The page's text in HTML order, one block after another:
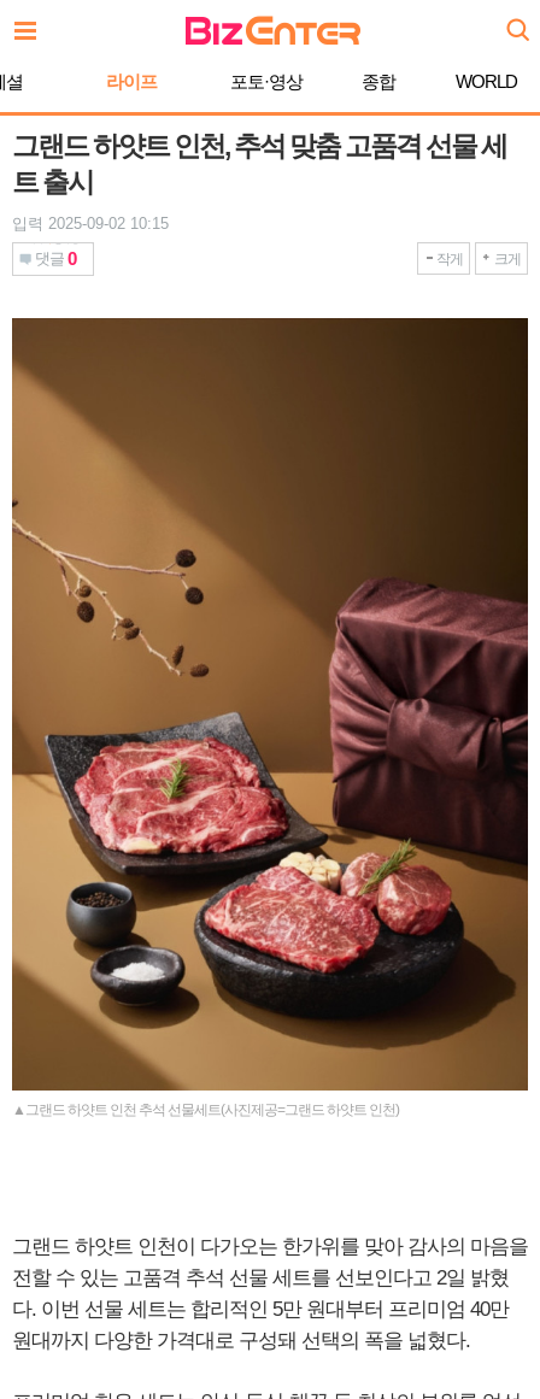
문
로셜 라이프 포토·영상 종합 WORLD
그랜드 하얏트 인천, 추석 맞춤 고품격 선물 세
트 출시
입력 2025-09-02 10:15
댓글 0 작게 크게
▲그랜드 하얏트 인천 추석 선물세트(사진제공=그랜드 하얏트 인천)
그랜드 하얏트 인천이 다가오는 한가위를 맞아 감사의 마음을
전할 수 있는 고품격 추석 선물 세트를 선보인다고 2일 밝혔
다. 이번 선물 세트는 합리적인 5만 원대부터 프리미엄 40만
원대까지 다양한 가격대로 구성돼 선택의 폭을 넓혔다.